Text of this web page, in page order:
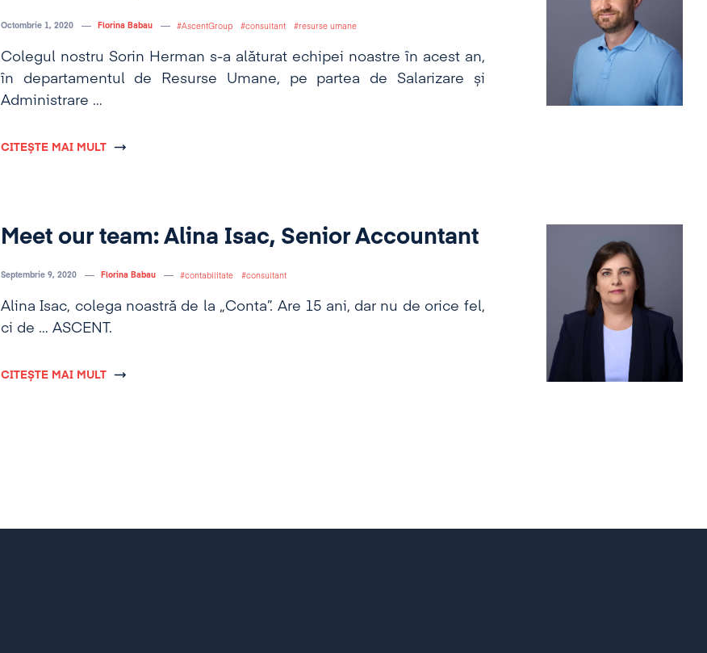
Octombrie 1, 2020 Florina Babau AscentGroup consultant resurse umane
Colegul nostru Sorin Herman s-a alăturat echipei noastre în acest an,
în departamentul de Resurse Umane, pe partea de Salarizare și
Administrare
CITEȘTE MAI MULT
Meet our team: Alina Isac, Senior Accountant
Septembrie 9, 2020 Florina Babau contabilitate consultant
Alina Isac, colega noastră de la „Conta”. Are 15 ani, dar nu de orice fel,
ci de … ASCENT.
CITEȘTE MAI MULT